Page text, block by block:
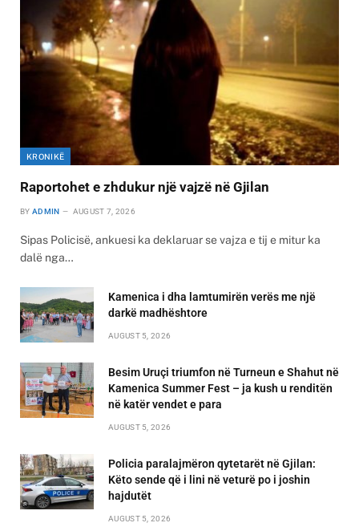
KRONIKË
Raportohet e zhdukur një vajzë në Gjilan
BY ADMIN AUGUST 7, 2026
Sipas Policisë, ankuesi ka deklaruar se vajza e tij e mitur ka
dalë nga…
Kamenica i dha lamtumirën verës me një
darkë madhështore
AUGUST 5, 2026
Besim Uruçi triumfon në Turneun e Shahut në
Kamenica Summer Fest – ja kush u renditën
në katër vendet e para
AUGUST 5, 2026
Policia paralajmëron qytetarët në Gjilan:
Këto sende që i lini në veturë po i joshin
hajdutët
AUGUST 5, 2026